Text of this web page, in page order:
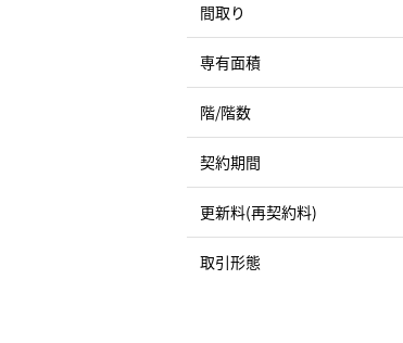
間取り
専有面積
階/階数
契約期間
更新料(再契約料)
取引形態